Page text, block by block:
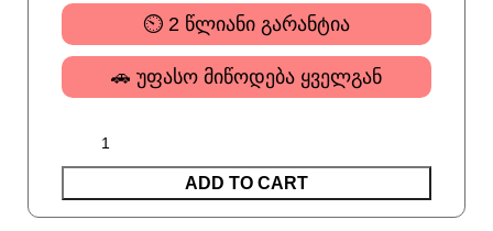
⏲ 2 წლიანი გარანტია
🚗 უფასო მიწოდება ყველგან
ADD TO CART